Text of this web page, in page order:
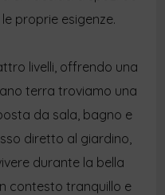
proprie esigenze.
livelli, offrendo una
terra troviamo una
da sala, bagno e
diretto al giardino,
durante la bella
contesto tranquillo e